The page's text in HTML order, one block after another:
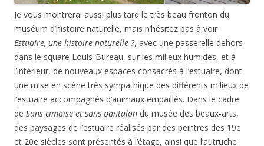
Je vous montrerai aussi plus tard le très beau fronton du
muséum d’histoire naturelle, mais n’hésitez pas à voir
Estuaire, une histoire naturelle ?, avec une passerelle dehors
dans le square Louis-Bureau, sur les milieux humides, et à
l’intérieur, de nouveaux espaces consacrés à l’estuaire, dont
une mise en scène très sympathique des différents milieux de
l’estuaire accompagnés d’animaux empaillés. Dans le cadre
de Sans cimaise et sans pantalon du musée des beaux-arts,
des paysages de l’estuaire réalisés par des peintres des 19e
et 20e siècles sont présentés à l’étage, ainsi que l’autruche